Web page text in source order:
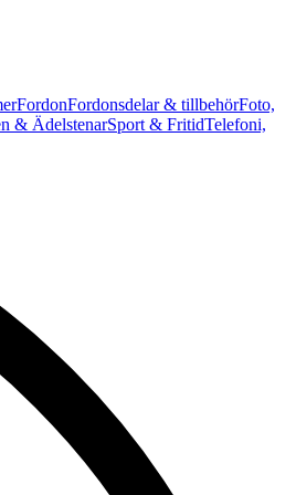
FordonFordonsdelar & tillbehörFoto,
& ÄdelstenarSport & FritidTelefoni,